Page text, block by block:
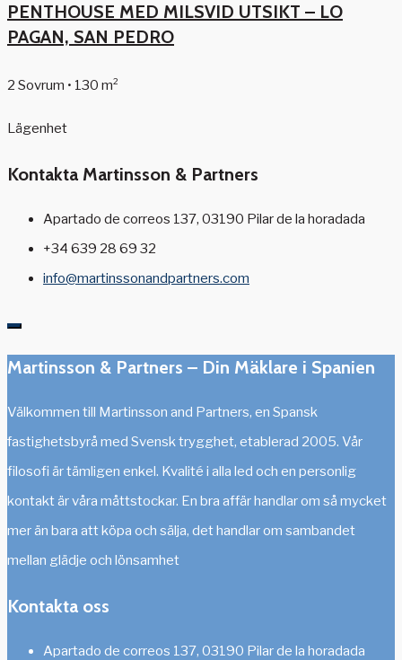
PENTHOUSE MED MILSVID UTSIKT – LO
PAGAN, SAN PEDRO
2 Sovrum • 130 m²
Lägenhet
Kontakta Martinsson & Partners
Apartado de correos 137, 03190 Pilar de la horadada
+34 639 28 69 32
info@martinssonandpartners.com
Martinsson & Partners – Din Mäklare i Spanien
Välkommen till Martinsson and Partners, en Spansk
fastighetsbyrå med Svensk trygghet, etablerad 2005. Vår
filosofi är tämligen enkel. Kvalité i alla led och en personlig
kontakt är våra måttstockar. En bra affär handlar om så mycket
mer än bara att köpa och sälja, det handlar om sambandet
mellan glädje och lönsamhet
Kontakta oss
Apartado de correos 137, 03190 Pilar de la horadada